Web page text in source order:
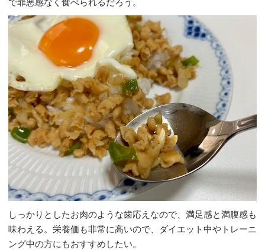
しっかりとしたお肉のような歯応えなので、満足感と満腹感も
味わえる。栄養価も非常に高いので、ダイエット中やトレーニ
ング中の方にもおすすめしたい。